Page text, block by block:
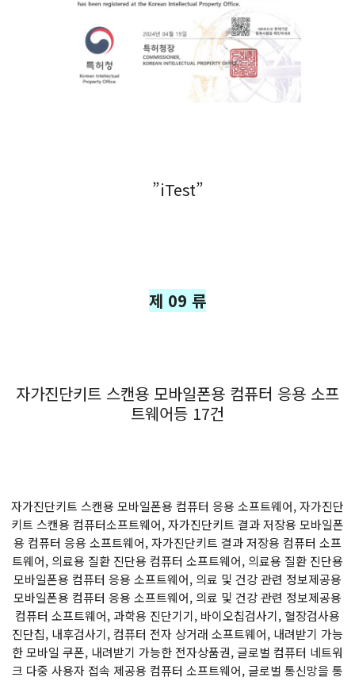
”iTest”
제 09 류
자가진단키트 스캔용 모바일폰용 컴퓨터 응용 소프
트웨어등 17건
자가진단키트 스캔용 모바일폰용 컴퓨터 응용 소프트웨어, 자가진단
키트 스캔용 컴퓨터소프트웨어, 자가진단키트 결과 저장용 모바일폰
용 컴퓨터 응용 소프트웨어, 자가진단키트 결과 저장용 컴퓨터 소프
트웨어, 의료용 질환 진단용 컴퓨터 소프트웨어, 의료용 질환 진단용
모바일폰용 컴퓨터 응용 소프트웨어, 의료 및 건강 관련 정보제공용
모바일폰용 컴퓨터 응용 소프트웨어, 의료 및 건강 관련 정보제공용
컴퓨터 소프트웨어, 과학용 진단기기, 바이오칩검사기, 혈장검사용
진단칩, 내후검사기, 컴퓨터 전자 상거래 소프트웨어, 내려받기 가능
한 모바일 쿠폰, 내려받기 가능한 전자상품권, 글로벌 컴퓨터 네트워
크 다중 사용자 접속 제공용 컴퓨터 소프트웨어, 글로벌 통신망을 통